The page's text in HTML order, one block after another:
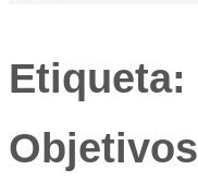
Etiqueta:
Objetivos